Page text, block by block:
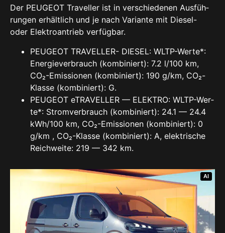
Der PEU­GEOT Tra­vel­ler ist in ver­schie­de­nen Aus­füh­
run­gen erhält­lich und je nach Vari­an­te mit Die­sel-
oder Elek­tro­an­trieb ver­füg­bar.
PEU­GEOT TRA­VEL­LER- DIE­SEL: WLTP-Wer­te*:
Ener­gie­ver­brauch (kom­bi­niert): 7.2 l/100 km,
CO₂-Emis­sio­nen (kom­bi­niert): 190 g/km, CO₂-
Klas­se (kom­bi­niert): G.
PEU­GEOT eTRA­VEL­LER — ELEK­TRO: WLTP-Wer­
te*: Strom­ver­brauch (kom­bi­niert): 24.1 — 24.4
kWh/100 km, CO₂-Emis­sio­nen (kom­bi­niert): 0
g/km , CO₂-Klas­se (kom­bi­niert): A, elek­tri­sche
Reich­wei­te: 219 — 342 km.
AI